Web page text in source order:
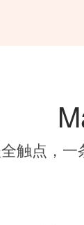
触点，一